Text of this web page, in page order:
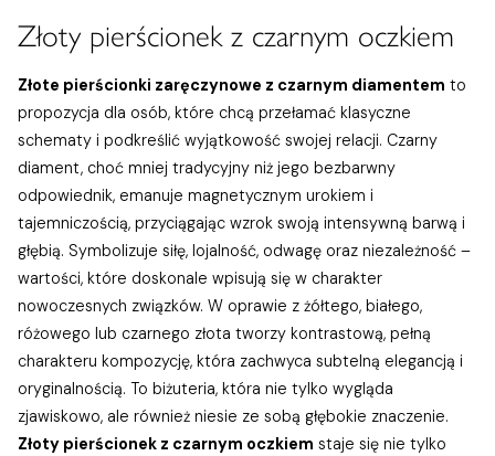
Złoty pierścionek z czarnym oczkiem
Złote pierścionki zaręczynowe z czarnym diamentem to
propozycja dla osób, które chcą przełamać klasyczne
schematy i podkreślić wyjątkowość swojej relacji. Czarny
diament, choć mniej tradycyjny niż jego bezbarwny
odpowiednik, emanuje magnetycznym urokiem i
tajemniczością, przyciągając wzrok swoją intensywną barwą i
głębią. Symbolizuje siłę, lojalność, odwagę oraz niezależność –
wartości, które doskonale wpisują się w charakter
nowoczesnych związków. W oprawie z żółtego, białego,
różowego lub czarnego złota tworzy kontrastową, pełną
charakteru kompozycję, która zachwyca subtelną elegancją i
oryginalnością. To biżuteria, która nie tylko wygląda
zjawiskowo, ale również niesie ze sobą głębokie znaczenie.
Złoty pierścionek z czarnym oczkiem staje się nie tylko